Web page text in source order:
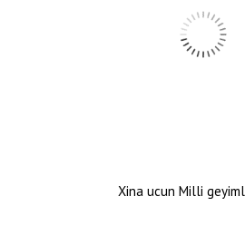
Xina ucun Milli